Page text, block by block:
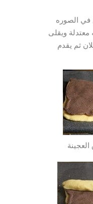
في الصوره
ويقلى
ثم يقدم